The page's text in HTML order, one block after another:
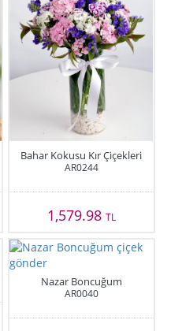
Bahar Kokusu Kır Çiçekleri
AR0244
1,579.98 TL
Nazar Boncuğum
AR0040